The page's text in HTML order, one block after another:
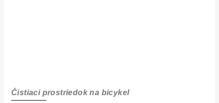
Čistiaci prostriedok na bicykel